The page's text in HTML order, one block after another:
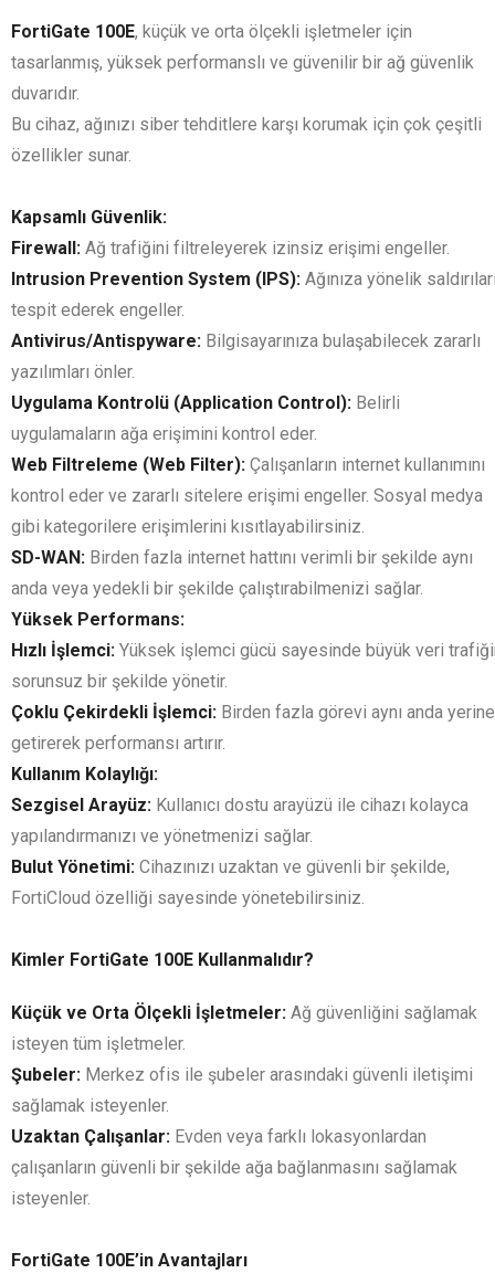
FortiGate 100E, küçük ve orta ölçekli işletmeler için
tasarlanmış, yüksek performanslı ve güvenilir bir ağ güvenlik
duvarıdır.
Bu cihaz, ağınızı siber tehditlere karşı korumak için çok çeşitli
özellikler sunar.
Kapsamlı Güvenlik:
Firewall: Ağ trafiğini filtreleyerek izinsiz erişimi engeller.
Intrusion Prevention System (IPS): Ağınıza yönelik
tespit ederek engeller.
Antivirus/Antispyware: Bilgisayarınıza bulaşabilecek zararlı
yazılımları önler.
Uygulama Kontrolü (Application Control): Belirli
uygulamaların ağa erişimini kontrol eder.
Web Filtreleme (Web Filter): Çalışanların internet kullanımını
kontrol eder ve zararlı sitelere erişimi engeller. Sosyal medya
gibi kategorilere erişimlerini kısıtlayabilirsiniz.
SD-WAN: Birden fazla internet hattını verimli bir şekilde aynı
anda veya yedekli bir şekilde çalıştırabilmenizi sağlar.
Yüksek Performans:
Hızlı İşlemci: Yüksek işlemci gücü sayesinde büyük veri
sorunsuz bir şekilde yönetir.
Çoklu Çekirdekli İşlemci: Birden fazla görevi aynı anda yerine
getirerek performansı artırır.
Kullanım Kolaylığı:
Sezgisel Arayüz: Kullanıcı dostu arayüzü ile cihazı kolayca
yapılandırmanızı ve yönetmenizi sağlar.
Bulut Yönetimi: Cihazınızı uzaktan ve güvenli bir şekilde,
FortiCloud özelliği sayesinde yönetebilirsiniz.
Kimler FortiGate 100E Kullanmalıdır?
Küçük ve Orta Ölçekli İşletmeler: Ağ güvenliğini sağlamak
isteyen tüm işletmeler.
Şubeler: Merkez ofis ile şubeler arasındaki güvenli iletişimi
sağlamak isteyenler.
Uzaktan Çalışanlar: Evden veya farklı lokasyonlardan
çalışanların güvenli bir şekilde ağa bağlanmasını sağlamak
isteyenler.
FortiGate 100E’in Avantajları